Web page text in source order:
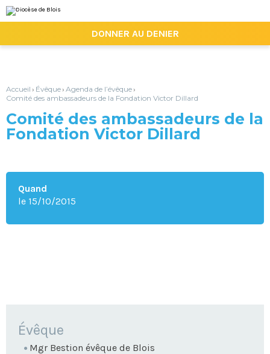
au
contenu.
la
personnels
DONNER AU DENIER
Accueil › Évêque› Agenda de l’évêque›
Comité des ambassadeurs de la Fondation Victor Dillard
Comité des ambassadeurs de la
Fondation Victor Dillard
Quand
le 15/10/2015
NAVIGATION
Évêque
Mgr Bestion évêque de Blois